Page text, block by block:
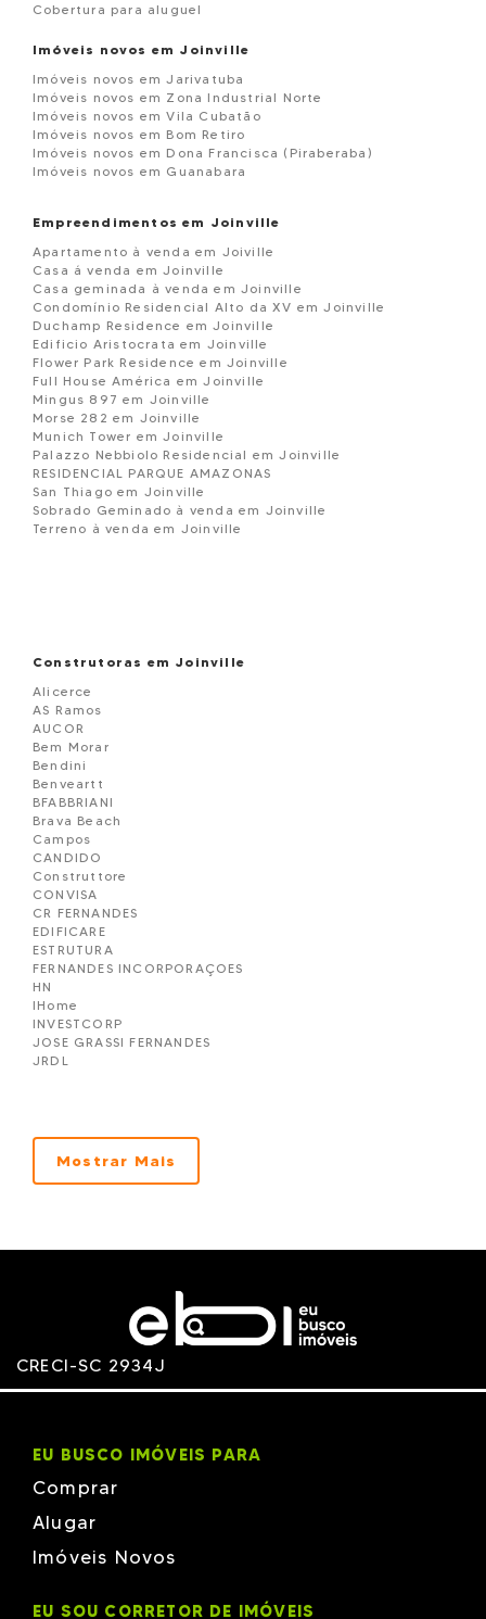
Cobertura para aluguel
Imóveis novos em Joinville
Imóveis novos em Jarivatuba
Imóveis novos em Zona Industrial Norte
Imóveis novos em Vila Cubatão
Imóveis novos em Bom Retiro
Imóveis novos em Dona Francisca (Piraberaba)
Imóveis novos em Guanabara
Empreendimentos em Joinville
Apartamento à venda em Joiville
Casa á venda em Joinville
Casa geminada à venda em Joinville
Condomínio Residencial Alto da XV em Joinville
Duchamp Residence em Joinville
Edificio Aristocrata em Joinville
Flower Park Residence em Joinville
Full House América em Joinville
Mingus 897 em Joinville
Morse 282 em Joinville
Munich Tower em Joinville
Palazzo Nebbiolo Residencial em Joinville
RESIDENCIAL PARQUE AMAZONAS
San Thiago em Joinville
Sobrado Geminado à venda em Joinville
Terreno à venda em Joinville
Construtoras em Joinville
Alicerce
AS Ramos
AUCOR
Bem Morar
Bendini
Benveartt
BFABBRIANI
Brava Beach
Campos
CANDIDO
Construttore
CONVISA
CR FERNANDES
EDIFICARE
ESTRUTURA
FERNANDES INCORPORAÇOES
HN
IHome
INVESTCORP
JOSE GRASSI FERNANDES
JRDL
Phacz
Plaenge
RICHTER
Rottas
xxxx xxxxx
Mostrar Mais
CRECI-SC 2934J
EU BUSCO IMÓVEIS PARA
Comprar
Alugar
Imóveis Novos
EU SOU CORRETOR DE IMÓVEIS